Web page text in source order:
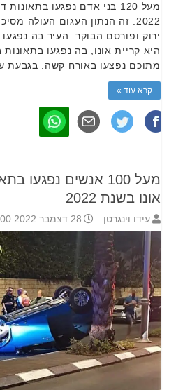
מעל 120 בני אדם נפגעו
2022. זה הנתון העגום העולה
ירוק ופורסם הבוקר. העיר בה
מתוכם נפצעו באורח קשה. בגבעת
קרא עוד »
מעל 100 אנשים
אונו בשנת 2022
עידו וינגרטן 28 דצמבר 2022 16:00